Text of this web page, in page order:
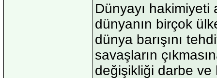
Dünyayı
dünyanın birçok
dünya barışını
savaşların
değişikliği darbe ve